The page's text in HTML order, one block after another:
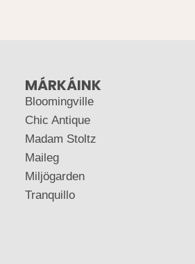
MÁRKÁINK
Bloomingville
Chic Antique
Madam Stoltz
Maileg
Miljögarden
Tranquillo